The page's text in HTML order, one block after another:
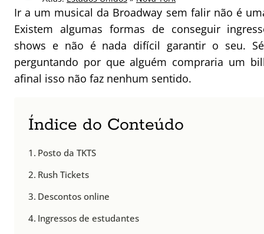
p
o
:
Ir a um musical da Broadway sem falir não é
Existem algumas formas de conseguir
shows e não é nada difícil garantir o seu.
perguntando por que alguém compraria um
afinal isso não faz nenhum sentido.
Índice do Conteúdo
Posto da TKTS
Rush Tickets
Descontos online
Ingressos de estudantes